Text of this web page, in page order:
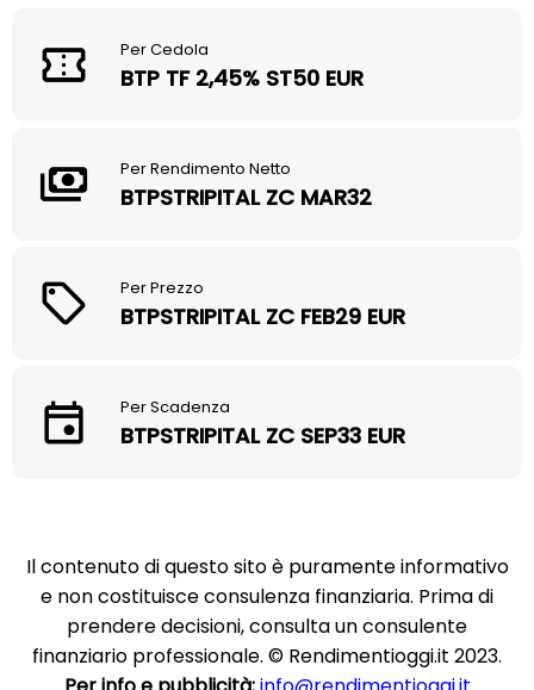
Per Cedola
BTP TF 2,45% ST50 EUR
Per Rendimento Netto
BTPSTRIPITAL ZC MAR32
Per Prezzo
BTPSTRIPITAL ZC FEB29 EUR
Per Scadenza
BTPSTRIPITAL ZC SEP33 EUR
Il contenuto di questo sito è puramente informativo
e non costituisce consulenza finanziaria. Prima di
prendere decisioni, consulta un consulente
finanziario professionale. © Rendimentioggi.it 2023.